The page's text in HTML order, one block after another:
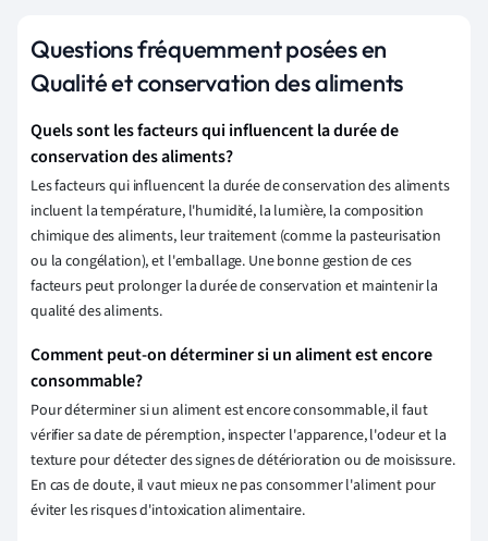
Questions fréquemment posées en
Qualité et conservation des aliments
Quels sont les facteurs qui influencent la durée de
conservation des aliments?
Les facteurs qui influencent la durée de conservation des aliments
incluent la température, l'humidité, la lumière, la composition
chimique des aliments, leur traitement (comme la pasteurisation
ou la congélation), et l'emballage. Une bonne gestion de ces
facteurs peut prolonger la durée de conservation et maintenir la
qualité des aliments.
Comment peut-on déterminer si un aliment est encore
consommable?
Pour déterminer si un aliment est encore consommable, il faut
vérifier sa date de péremption, inspecter l'apparence, l'odeur et la
texture pour détecter des signes de détérioration ou de moisissure.
En cas de doute, il vaut mieux ne pas consommer l'aliment pour
éviter les risques d'intoxication alimentaire.